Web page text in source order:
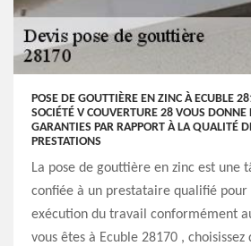
POSE DE GOUTTIÈRE EN ZINC À ECUBLE
SOCIÉTÉ V COUVERTURE 28 VOUS DONNE
GARANTIES PAR RAPPORT À LA QUALITÉ
PRESTATIONS
La pose de gouttière en zinc est une
confiée à un prestataire qualifié pour
exécution du travail conformément
vous êtes à Ecuble 28170 , choisissez